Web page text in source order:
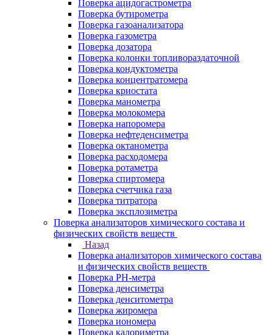
Поверка ацидогастрометра
Поверка бутирометра
Поверка газоанализатора
Поверка газометра
Поверка дозатора
Поверка колонки топливораздаточной
Поверка кондуктометра
Поверка концентратомера
Поверка криостата
Поверка манометра
Поверка молокомера
Поверка напоромера
Поверка нефтеденсиметра
Поверка октанометра
Поверка расходомера
Поверка ротаметра
Поверка спиртомера
Поверка счетчика газа
Поверка титратора
Поверка эксплозиметра
Поверка анализаторов химического состава и
физических свойств веществ
Назад
Поверка анализаторов химического состава
и физических свойств веществ
Поверка PH-метра
Поверка денсиметра
Поверка денситометра
Поверка жиромера
Поверка иономера
Поверка калориметра